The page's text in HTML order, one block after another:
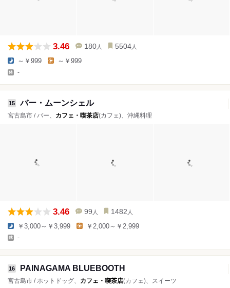
3.46 180 人 5504 人
～￥999 ～￥999
-
15 バー・ムーンシェル
宮古島市 / バー、 カフェ・喫茶店(カフェ)、沖縄料理
3.46 99 人 1482 人
￥3,000～￥3,999 ￥2,000～￥2,999
-
16 PAINAGAMA BLUEBOOTH
宮古島市 / ホットドッグ、 カフェ・喫茶店(カフェ)、スイーツ